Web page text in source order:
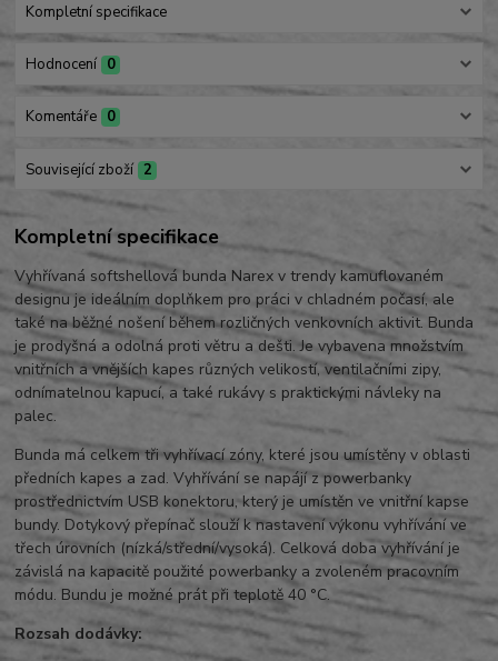
Kompletní specifikace
Hodnocení 0
Komentáře 0
Související zboží 2
Kompletní specifikace
Vyhřívaná softshellová bunda Narex v trendy kamuflovaném
designu je ideálním doplňkem pro práci v chladném počasí, ale
také na běžné nošení během rozličných venkovních aktivit. Bunda
je prodyšná a odolná proti větru a dešti. Je vybavena množstvím
vnitřních a vnějších kapes různých velikostí, ventilačními zipy,
odnímatelnou kapucí, a také rukávy s praktickými návleky na
palec.
Bunda má celkem tři vyhřívací zóny, které jsou umístěny v oblasti
předních kapes a zad. Vyhřívání se napájí z powerbanky
prostřednictvím USB konektoru, který je umístěn ve vnitřní kapse
bundy. Dotykový přepínač slouží k nastavení výkonu vyhřívání ve
třech úrovních (nízká/střední/vysoká). Celková doba vyhřívání je
závislá na kapacitě použité powerbanky a zvoleném pracovním
módu. Bundu je možné prát při teplotě 40 °C.
Rozsah dodávky: